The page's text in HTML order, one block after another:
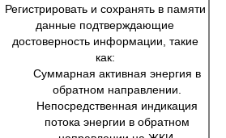
Регистрировать и сохранять в памяти
данные подтверждающие
достоверность информации, такие
как:
Суммарная активная энергия в
обратном направлении.
Непосредственная индикация
потока энергии в обратном